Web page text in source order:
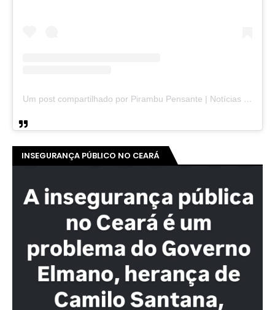
Um post compartilhado por Pirambu Pensante | Notícias & Entretenimento (@pirambupensante)
INSEGURANÇA PÚBLICO NO CEARÁ